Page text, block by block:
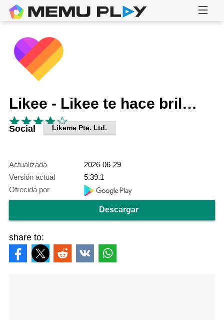
Likee - Likee te hace brillar
Social Likeme Pte. Ltd.
Actualizada
2026-06-29
Versión actual
5.39.1
Ofrecida por
Descargar
share to: